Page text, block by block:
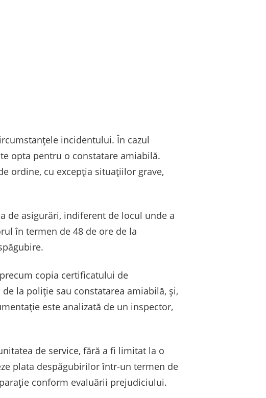
incidentului. În cazul
opta pentru o constatare amiabilă.
ordine, cu excepția situațiilor grave,
de asigurări, indiferent de locul unde a
în termen de 48 de ore de la
copia certificatului de
la poliție sau constatarea amiabilă, și,
este analizată de un inspector,
de service, fără a fi limitat la o
plata despăgubirilor într-un termen de
conform evaluării prejudiciului.